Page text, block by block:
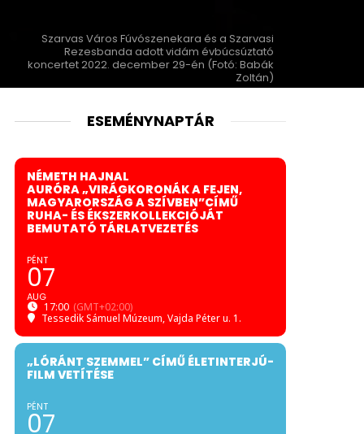
Szarvas Város Fúvószenekara és a Szarvasi
Rezesbanda adott vidám évbúcsúztató
koncertet 2022. december 29-én (Fotó: Babák
Zoltán)
ESEMÉNYNAPTÁR
NÉMETH HAJNAL
AURÓRA „VIRÁGKORONÁK A FEJEN,
MAGYARORSZÁG A SZÍVBEN”CÍMŰ
RUHA- ÉS ÉKSZERKOLLEKCIÓJÁT
BEMUTATÓ TÁRLATVEZETÉS
PÉNT
07
AUG
17:00 (GMT+02:00)
Tessedik Sámuel Múzeum, Vajda Péter u. 1.
„LÓRÁNT SZEMMEL” CÍMŰ ÉLETINTERJÚ-
FILM VETÍTÉSE
PÉNT
07